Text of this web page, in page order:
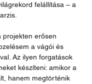
felállítása – a
projekten erősen
a vágói és
Az ilyen forgatások
készíteni: amikor a
hanem megtörténik